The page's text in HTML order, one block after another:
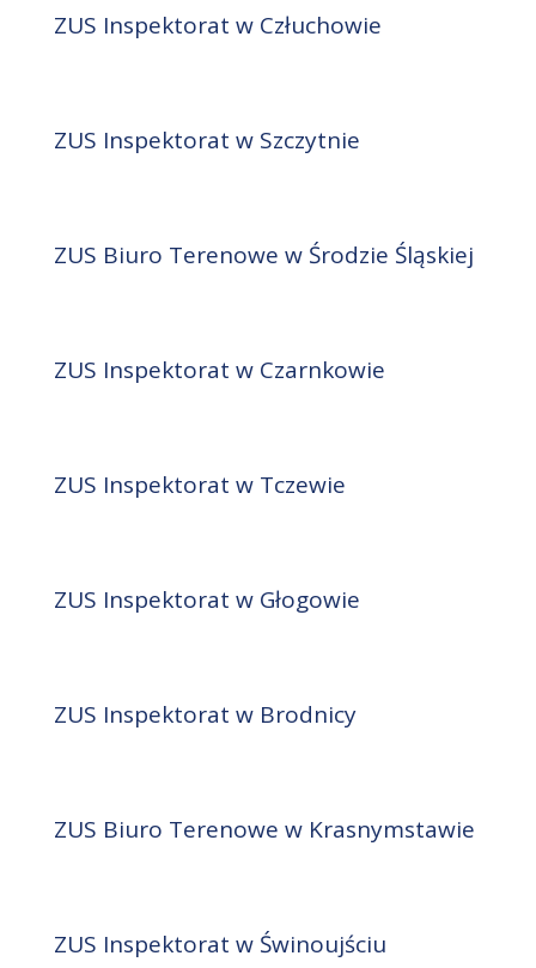
ZUS Inspektorat w Człuchowie
ZUS Inspektorat w Szczytnie
ZUS Biuro Terenowe w Środzie Śląskiej
ZUS Inspektorat w Czarnkowie
ZUS Inspektorat w Tczewie
ZUS Inspektorat w Głogowie
ZUS Inspektorat w Brodnicy
ZUS Biuro Terenowe w Krasnymstawie
ZUS Inspektorat w Świnoujściu